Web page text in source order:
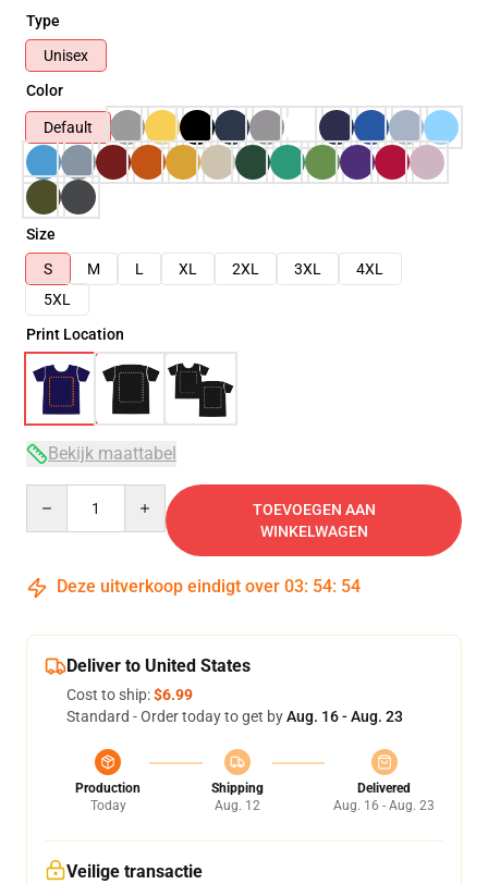
Type
Unisex
Color
Default
Size
S
M L XL 2XL 3XL
4XL
5XL
Print Location
Bekijk maattabel
TOEVOEGEN AAN
WINKELWAGEN
Deze uitverkoop eindigt over 03: 54: 53
Deliver to United States
Cost to ship:$6.99
Standard - Order today to get byAug. 16 - Aug. 23
Production
Today
Shipping
Aug. 12
Delivered
Aug. 16 - Aug. 23
Veilige transactie